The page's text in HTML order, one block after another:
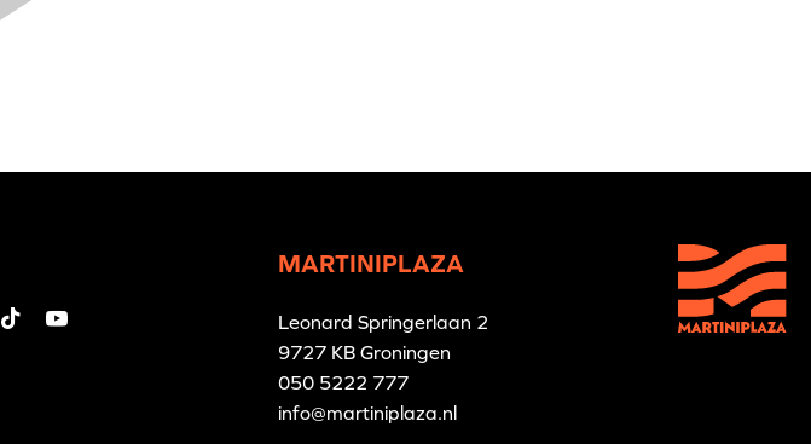
MARTINIPLAZA
Leonard Springerlaan 2
9727 KB Groningen
050 5222 777
info@martiniplaza.nl